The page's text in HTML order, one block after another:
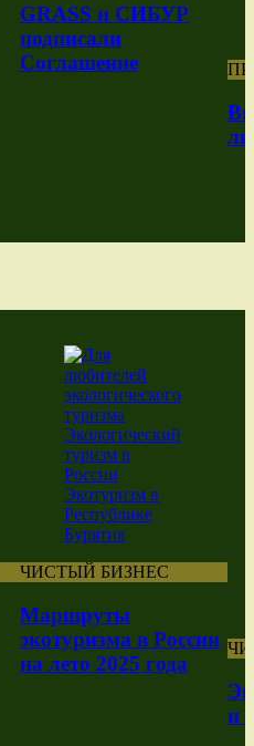
GRASS и СИБУР
подписали
Соглашение
ЧИСТЫЙ БИЗНЕС
Маршруты
экотуризма в России
на лето 2025 года
и